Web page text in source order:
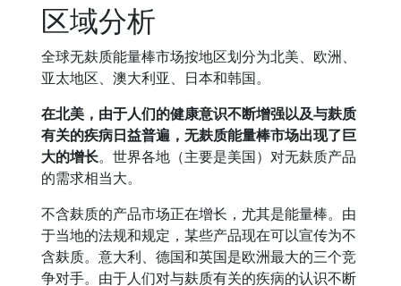
区域分析
全球无麸质能量棒市场按地区划分为北美、欧洲、
亚太地区、澳大利亚、日本和韩国。
在北美，由于人们的健康意识不断增强以及与麸质
有关的疾病日益普遍，无麸质能量棒市场出现了巨
大的增长。世界各地（主要是美国）对无麸质产品
的需求相当大。
不含麸质的产品市场正在增长，尤其是能量棒。由
于当地的法规和规定，某些产品现在可以宣传为不
含麸质。意大利、德国和英国是欧洲最大的三个竞
争对手。由于人们对与麸质有关的疾病的认识不断